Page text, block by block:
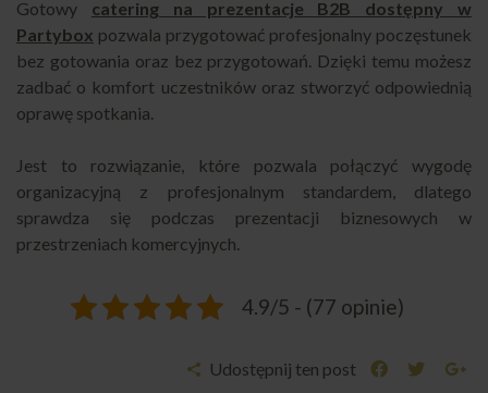
Gotowy catering na prezentacje B2B dostępny w
Partybox pozwala przygotować profesjonalny poczęstunek
bez gotowania oraz bez przygotowań. Dzięki temu możesz
zadbać o komfort uczestników oraz stworzyć odpowiednią
oprawę spotkania.
Jest to rozwiązanie, które pozwala połączyć wygodę
organizacyjną z profesjonalnym standardem, dlatego
sprawdza się podczas prezentacji biznesowych w
przestrzeniach komercyjnych.
4.9/5 - (77 opinie)
Udostępnij ten post